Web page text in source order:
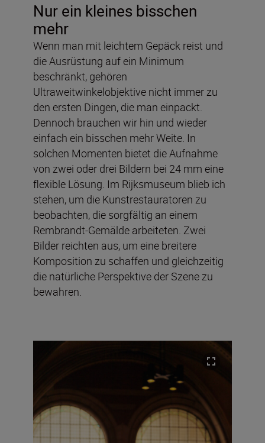
Nur ein kleines bisschen
mehr
Wenn man mit leichtem Gepäck reist und
die Ausrüstung auf ein Minimum
beschränkt, gehören
Ultraweitwinkelobjektive nicht immer zu
den ersten Dingen, die man einpackt.
Dennoch brauchen wir hin und wieder
einfach ein bisschen mehr Weite. In
solchen Momenten bietet die Aufnahme
von zwei oder drei Bildern bei 24 mm eine
flexible Lösung. Im Rijksmuseum blieb ich
stehen, um die Kunstrestauratoren zu
beobachten, die sorgfältig an einem
Rembrandt-Gemälde arbeiteten. Zwei
Bilder reichten aus, um eine breitere
Komposition zu schaffen und gleichzeitig
die natürliche Perspektive der Szene zu
bewahren.